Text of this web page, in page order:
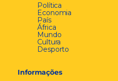
Política
Economia
País
África
Mundo
Cultura
Desporto
Informações